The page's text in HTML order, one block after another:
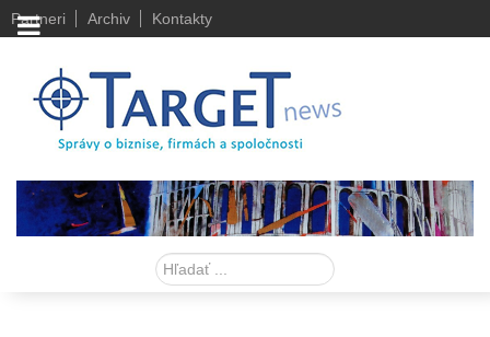
Partneri Archiv Kontakty
Hľadať